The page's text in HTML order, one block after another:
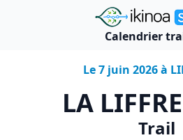
"Ikinoa Sport"
Calendrier
Le 7 juin 2026 à
LA
Trail